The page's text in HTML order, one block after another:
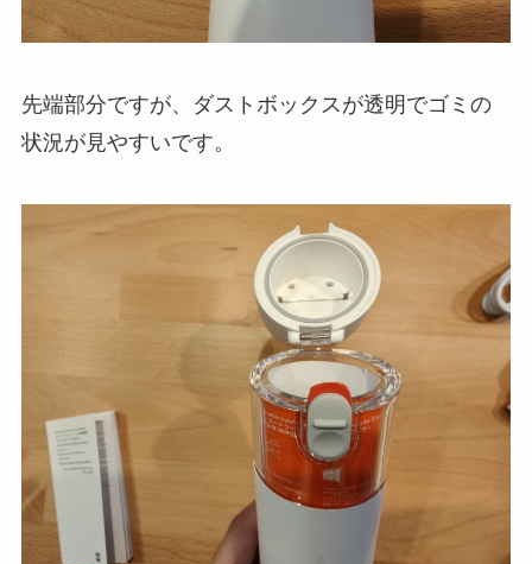
先端部分ですが、ダストボックスが透明でゴミの
状況が見やすいです。